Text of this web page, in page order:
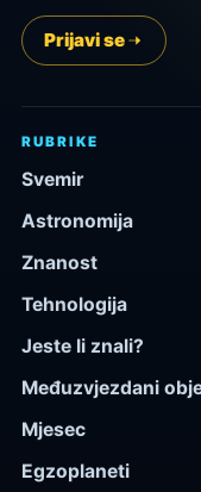
Prijavi se
RUBRIKE
Svemir
Astronomija
Znanost
Tehnologija
Jeste li znali?
Međuzvjezdani
Mjesec
Egzoplaneti